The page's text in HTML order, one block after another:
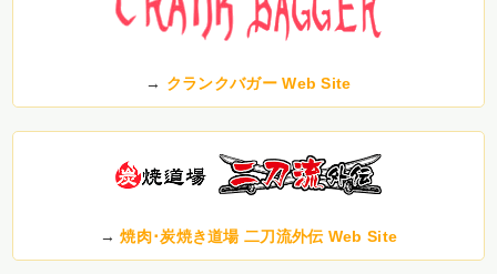
→ クランクバガー Web Site
→焼肉･炭焼き道場 二刀流外伝 Web Site